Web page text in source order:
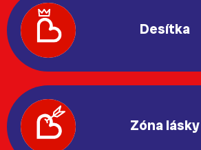
Desítka
Zóna lásky